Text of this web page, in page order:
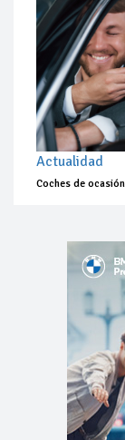
Actualidad
Coches de